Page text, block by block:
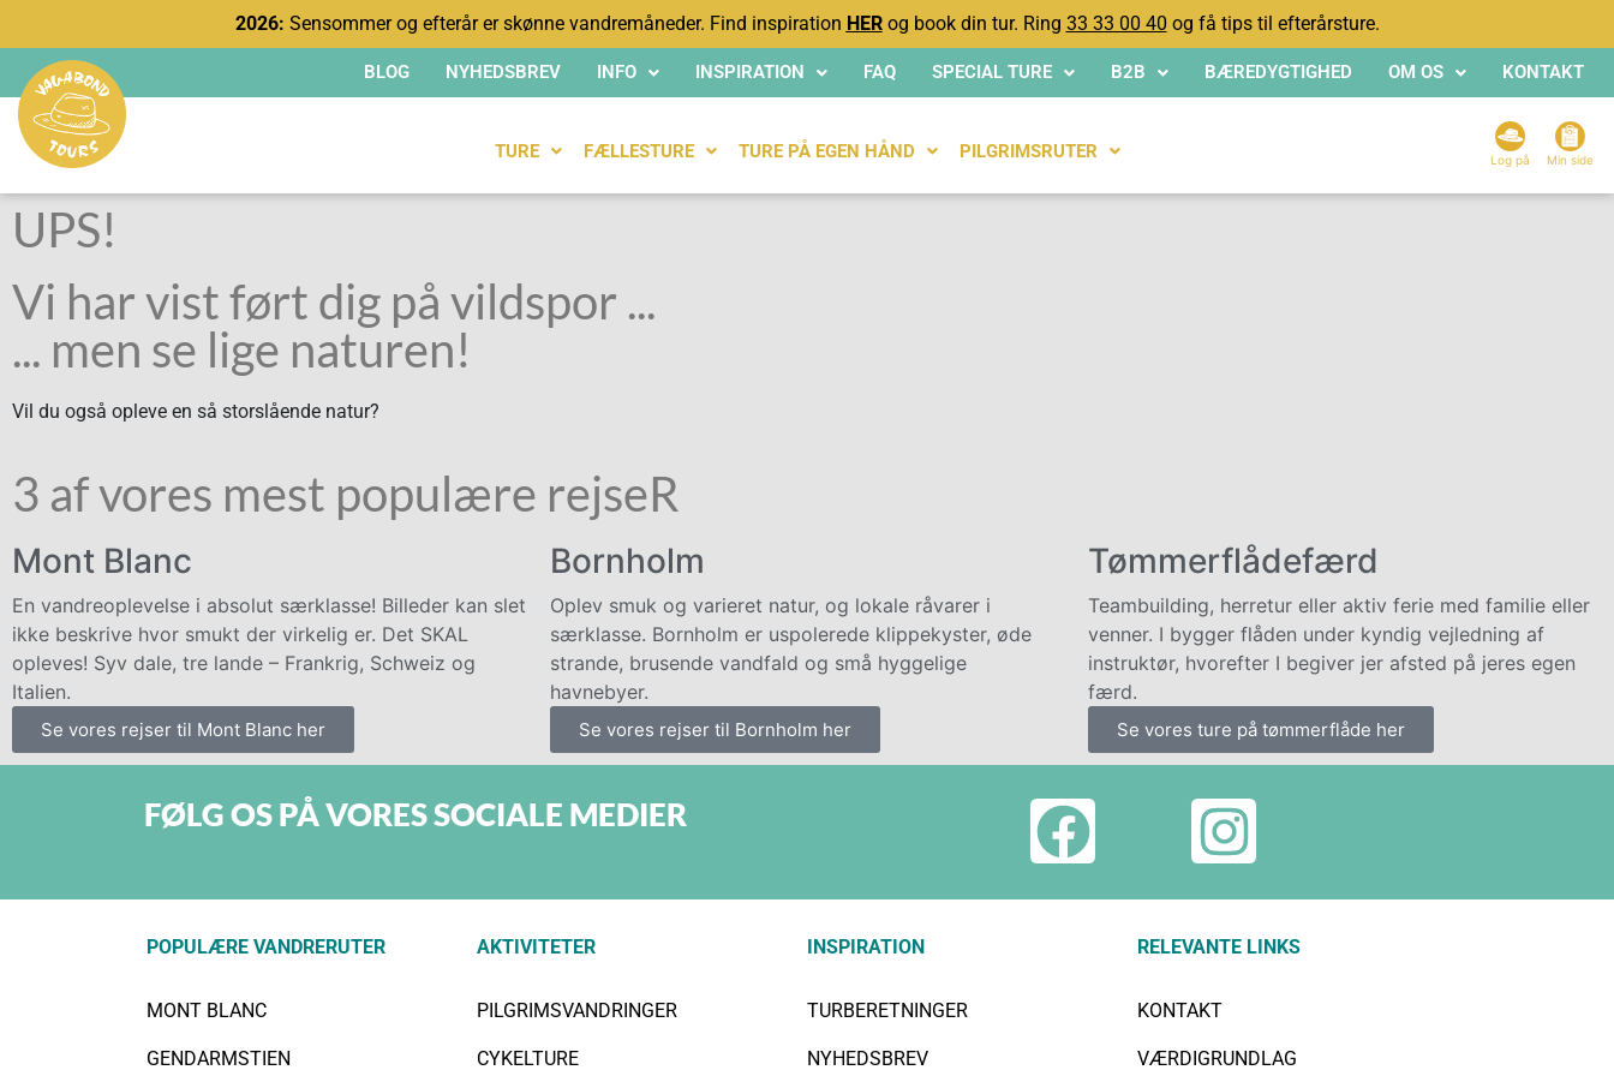
2026: Sensommer og efterår er skønne vandremåneder. Find inspiration HERog book din tur. Ring 33 33 00 40 og få tips til efterårsture.
BLOG NYHEDSBREV INFO INSPIRATION FAQ SPECIAL TURE B2B BÆREDYGTIGHED OM OS KONTAKT
TURE FÆLLESTURE TURE PÅ EGEN HÅND PILGRIMSRUTER Log på Min side
UPS!
Vi har vist ført dig på vildspor ...
... men se lige naturen!
Vil du også opleve en så storslående natur?
3 af vores mest populære rejseR
Mont Blanc
En vandreoplevelse i absolut særklasse! Billeder kan slet
ikke beskrive hvor smukt der virkelig er. Det SKAL
opleves! Syv dale, tre lande – Frankrig, Schweiz og
Italien.
Se vores rejser til Mont Blanc her
Bornholm
Oplev smuk og varieret natur, og lokale råvarer i
særklasse. Bornholm er uspolerede klippekyster, øde
strande, brusende vandfald og små hyggelige
havnebyer.
Se vores rejser til Bornholm her
Tømmerflådefærd
Teambuilding, herretur eller aktiv ferie med familie eller
venner. I bygger flåden under kyndig vejledning af
instruktør, hvorefter I begiver jer afsted på jeres egen
færd.
Se vores ture på tømmerflåde her
FØLG OS PÅ VORES SOCIALE MEDIER
POPULÆRE VANDRERUTER
MONT BLANC
GENDARMSTIEN
AKTIVITETER
PILGRIMSVANDRINGER
CYKELTURE
INSPIRATION
TURBERETNINGER
NYHEDSBREV
RELEVANTE LINKS
KONTAKT
VÆRDIGRUNDLAG